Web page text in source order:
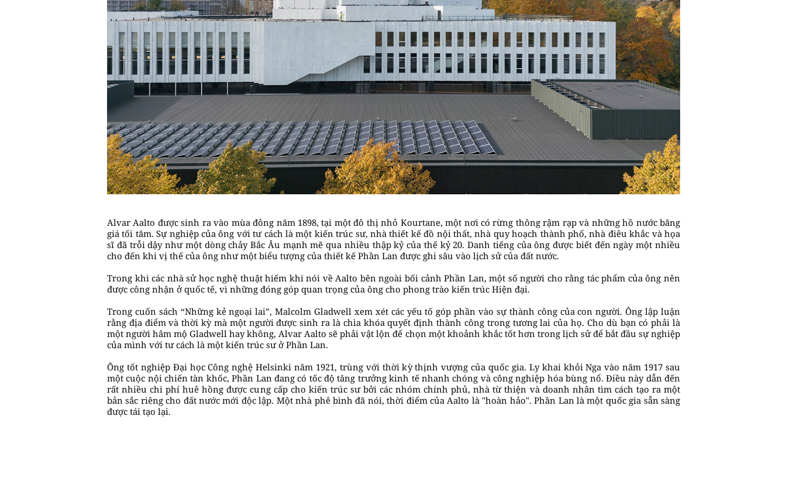
Alvar Aalto được sinh ra vào mùa đông năm 1898, tại một đô thị nhỏ Kourtane, một nơi có rừng thông rậm rạp và những hồ nước băng
giá tối tăm. Sự nghiệp của ông với tư cách là một kiến trúc sư, nhà thiết kế đồ nội thất, nhà quy hoạch thành phố, nhà điêu khắc và họa
sĩ đã trỗi dậy như một dòng chảy Bắc Âu mạnh mẽ qua nhiều thập kỷ của thế kỷ 20. Danh tiếng của ông được biết đến ngày một nhiều
cho đến khi vị thế của ông như một biểu tượng của thiết kế Phần Lan được ghi sâu vào lịch sử của đất nước.
Trong khi các nhà sử học nghệ thuật hiếm khi nói về Aalto bên ngoài bối cảnh Phần Lan, một số người cho rằng tác phẩm của ông nên
được công nhận ở quốc tế, vì những đóng góp quan trọng của ông cho phong trào kiến trúc Hiện đại.
Trong cuốn sách “Những kẻ ngoại lai”, Malcolm Gladwell xem xét các yếu tố góp phần vào sự thành công của con người. Ông lập luận
rằng địa điểm và thời kỳ mà một người được sinh ra là chìa khóa quyết định thành công trong tương lai của họ. Cho dù bạn có phải là
một người hâm mộ Gladwell hay không, Alvar Aalto sẽ phải vật lộn để chọn một khoảnh khắc tốt hơn trong lịch sử để bắt đầu sự nghiệp
của mình với tư cách là một kiến trúc sư ở Phần Lan.
Ông tốt nghiệp Đại học Công nghệ Helsinki năm 1921, trùng với thời kỳ thịnh vượng của quốc gia. Ly khai khỏi Nga vào năm 1917 sau
một cuộc nội chiến tàn khốc, Phần Lan đang có tốc độ tăng trưởng kinh tế nhanh chóng và công nghiệp hóa bùng nổ. Điều này dẫn đến
rất nhiều chi phí huê hồng được cung cấp cho kiến trúc sư bởi các nhóm chính phủ, nhà từ thiện và doanh nhân tìm cách tạo ra một
bản sắc riêng cho đất nước mới độc lập. Một nhà phê bình đã nói, thời điểm của Aalto là "hoàn hảo". Phần Lan là một quốc gia sẵn sàng
được tái tạo lại.